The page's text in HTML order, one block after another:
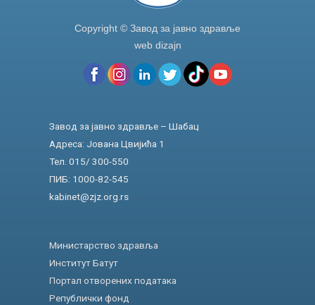
Copyright © Завод за јавно здравље
web dizajn
Завод за јавно здравље – Шабац
Адреса: Јована Цвијића 1
Тел. 015/ 300-550
ПИБ: 1000-82-545
kabinet@zjz.org.rs
Министарство здравља
Институт Батут
Портал отворених података
Републички фонд